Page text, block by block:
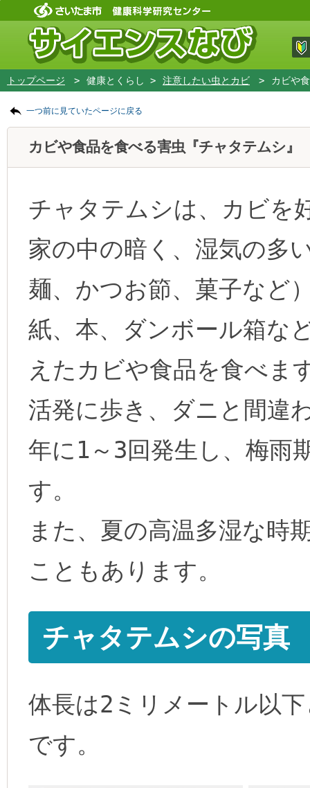
トップページ > 健康とくらし > 注意したい虫とカビ > カビや
一つ前に見ていたページに戻る
カビや食品を食べる害虫『チャタテムシ』
チャタテムシは、カビを
家の中の暗く、湿気の多
麺、かつお節、菓子など
紙、本、ダンボール箱な
えたカビや食品を食べま
活発に歩き、ダニと間違
年に1～3回発生し、梅雨
す。
また、夏の高温多湿な時
こともあります。
チャタテムシの写真
体長は2ミリメートル以
です。